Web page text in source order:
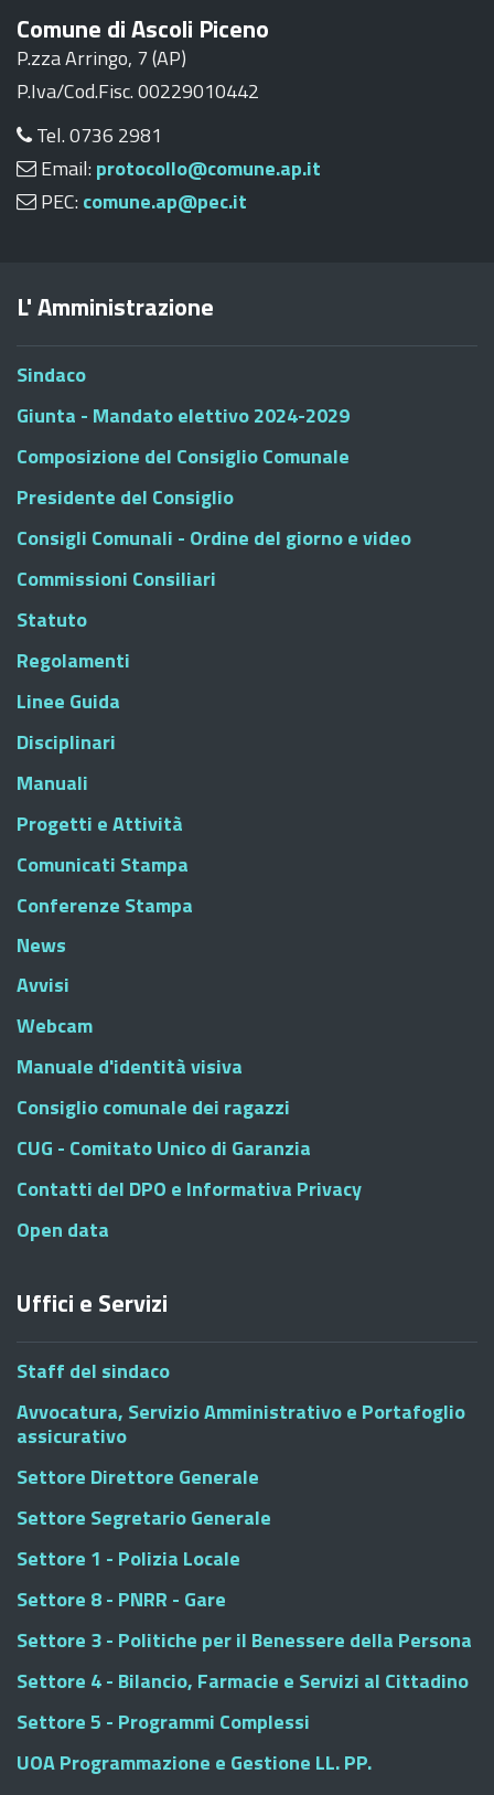
Comune di Ascoli Piceno
P.zza Arringo, 7 (AP)
P.Iva/Cod.Fisc. 00229010442
Tel. 0736 2981
Email: protocollo@comune.ap.it
PEC: comune.ap@pec.it
L' Amministrazione
Sindaco
Giunta - Mandato elettivo 2024-2029
Composizione del Consiglio Comunale
Presidente del Consiglio
Consigli Comunali - Ordine del giorno e video
Commissioni Consiliari
Statuto
Regolamenti
Linee Guida
Disciplinari
Manuali
Progetti e Attività
Comunicati Stampa
Conferenze Stampa
News
Avvisi
Webcam
Manuale d'identità visiva
Consiglio comunale dei ragazzi
CUG - Comitato Unico di Garanzia
Contatti del DPO e Informativa Privacy
Open data
Uffici e Servizi
Staff del sindaco
Avvocatura, Servizio Amministrativo e Portafoglio
assicurativo
Settore Direttore Generale
Settore Segretario Generale
Settore 1 - Polizia Locale
Settore 8 - PNRR - Gare
Settore 3 - Politiche per il Benessere della Persona
Settore 4 - Bilancio, Farmacie e Servizi al Cittadino
Settore 5 - Programmi Complessi
UOA Programmazione e Gestione LL. PP.